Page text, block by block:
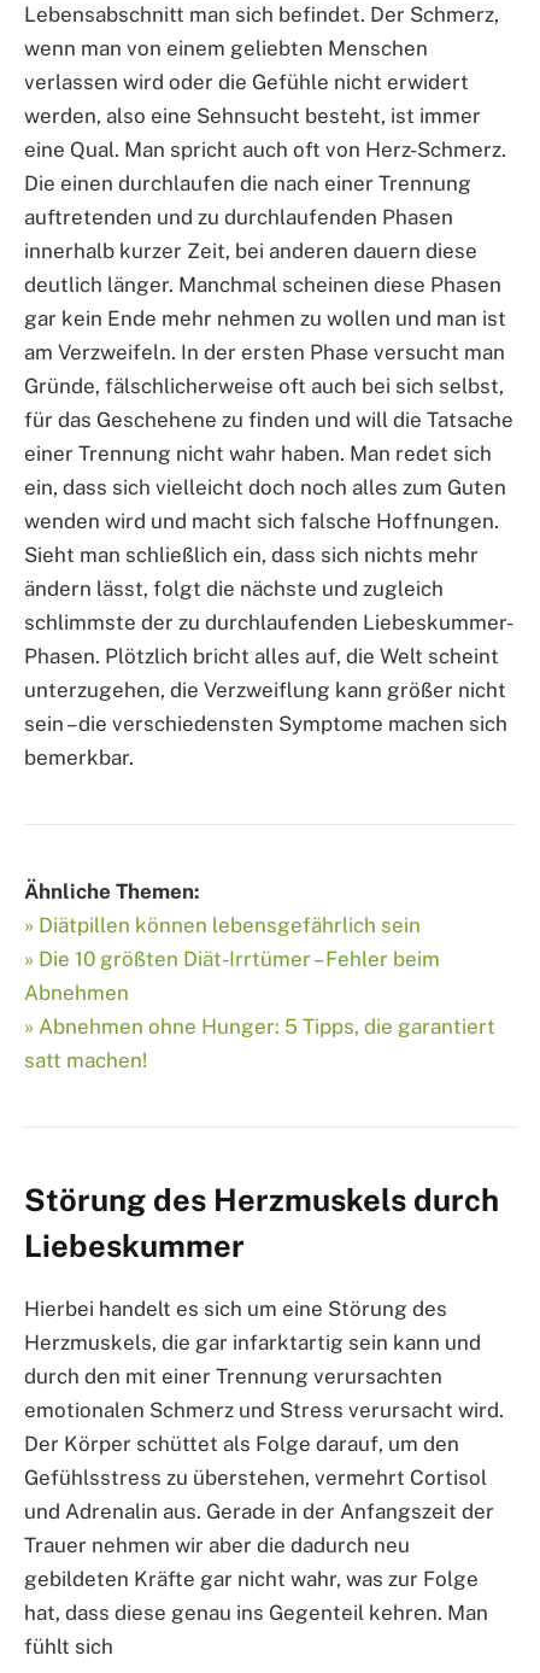
Lebensabschnitt man sich befindet. Der Schmerz,
wenn man von einem geliebten Menschen
verlassen wird oder die Gefühle nicht erwidert
werden, also eine Sehnsucht besteht, ist immer
eine Qual. Man spricht auch oft von Herz-Schmerz.
Die einen durchlaufen die nach einer Trennung
auftretenden und zu durchlaufenden Phasen
innerhalb kurzer Zeit, bei anderen dauern diese
deutlich länger. Manchmal scheinen diese Phasen
gar kein Ende mehr nehmen zu wollen und man ist
am Verzweifeln. In der ersten Phase versucht man
Gründe, fälschlicherweise oft auch bei sich selbst,
für das Geschehene zu finden und will die Tatsache
einer Trennung nicht wahr haben. Man redet sich
ein, dass sich vielleicht doch noch alles zum Guten
wenden wird und macht sich falsche Hoffnungen.
Sieht man schließlich ein, dass sich nichts mehr
ändern lässt, folgt die nächste und zugleich
schlimmste der zu durchlaufenden Liebeskummer-
Phasen. Plötzlich bricht alles auf, die Welt scheint
unterzugehen, die Verzweiflung kann größer nicht
sein – die verschiedensten Symptome machen sich
bemerkbar.
Ähnliche Themen:
» Diätpillen können lebensgefährlich sein
» Die 10 größten Diät-Irrtümer – Fehler beim
Abnehmen
» Abnehmen ohne Hunger: 5 Tipps, die garantiert
satt machen!
Störung des Herzmuskels durch
Liebeskummer
Hierbei handelt es sich um eine Störung des
Herzmuskels, die gar infarktartig sein kann und
durch den mit einer Trennung verursachten
emotionalen Schmerz und Stress verursacht wird.
Der Körper schüttet als Folge darauf, um den
Gefühlsstress zu überstehen, vermehrt Cortisol
und Adrenalin aus. Gerade in der Anfangszeit der
Trauer nehmen wir aber die dadurch neu
gebildeten Kräfte gar nicht wahr, was zur Folge
hat, dass diese genau ins Gegenteil kehren. Man
fühlt sich